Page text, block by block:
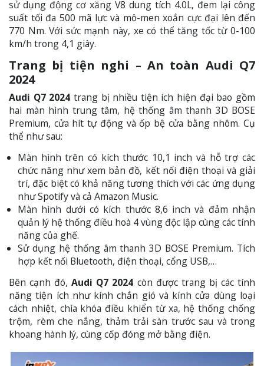
sử dụng động cơ xăng V8 dung tích 4.0L, đem lại công
suất tối đa 500 mã lực và mô-men xoắn cực đại lên đến
770 Nm. Với sức mạnh này, xe có thể tăng tốc từ 0-100
km/h trong 4,1 giây.
Trang bị tiện nghi – An toàn Audi Q7
2024
Audi Q7 2024 trang bị nhiều tiện ích hiện đại bao gồm
hai màn hình trung tâm, hệ thống âm thanh 3D BOSE
Premium, cửa hít tự động và ốp bệ cửa bằng nhôm. Cụ
thể như sau:
Màn hình trên có kích thước 10,1 inch và hỗ trợ các
chức năng như xem bản đồ, kết nối điện thoại và giải
trí, đặc biệt có khả năng tương thích với các ứng dụng
như Spotify và cả Amazon Music.
Màn hình dưới có kích thước 8,6 inch và đảm nhận
quản lý hệ thống điều hoà 4 vùng độc lập cùng các tính
năng của ghế.
Sử dụng hệ thống âm thanh 3D BOSE Premium. Tích
hợp kết nối Bluetooth, điện thoại, cổng USB,…
Bên cạnh đó,Audi Q7 2024 còn được trang bị các tính
năng tiện ích như kính chắn gió và kính cửa dùng loại
cách nhiệt, chìa khóa điều khiển từ xa, hệ thống chống
trộm, rèm che nắng, thảm trải sàn trước sau và trong
khoang hành lý, cùng cốp đóng mở bằng điện.